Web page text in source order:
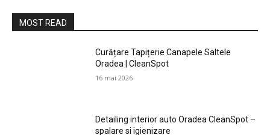
MOST READ
Curățare Tapițerie Canapele Saltele
Oradea | CleanSpot
16 mai 2026
Detailing interior auto Oradea CleanSpot –
spalare si igienizare